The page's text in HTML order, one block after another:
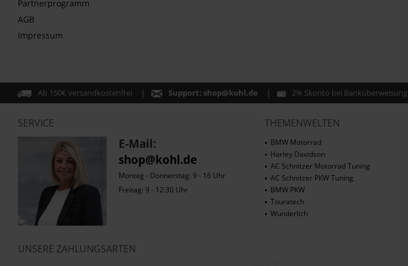
Partnerprogramm
AGB
Impressum
Ab 150€ versandkostenfrei Support: shop@kohl.de 2% Skonto bei Banküberweisung
SERVICE
E-Mail:
shop@kohl.de
Montag - Donnerstag: 9 - 16 Uhr
Freitag: 9 - 12:30 Uhr
THEMENWELTEN
BMW Motorrad
Harley Davidson
AC Schnitzer Motorrad Tuning
AC Schnitzer PKW Tuning
BMW PKW
Touratech
Wunderlich
UNSERE ZAHLUNGSARTEN